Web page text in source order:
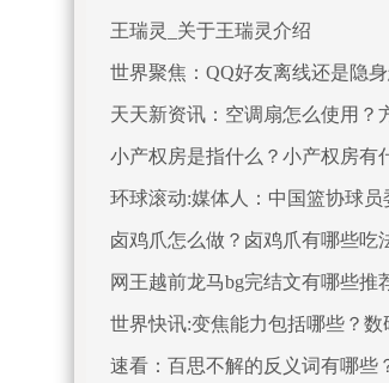
王瑞灵_关于王瑞灵介绍
世界聚焦：QQ好友离线还是隐
天天新资讯：空调扇怎么使用？
小产权房是指什么？小产权房有
环球滚动:媒体人：中国篮协球
卤鸡爪怎么做？卤鸡爪有哪些吃
网王越前龙马bg完结文有哪些推
世界快讯:变焦能力包括哪些？数
速看：百思不解的反义词有哪些